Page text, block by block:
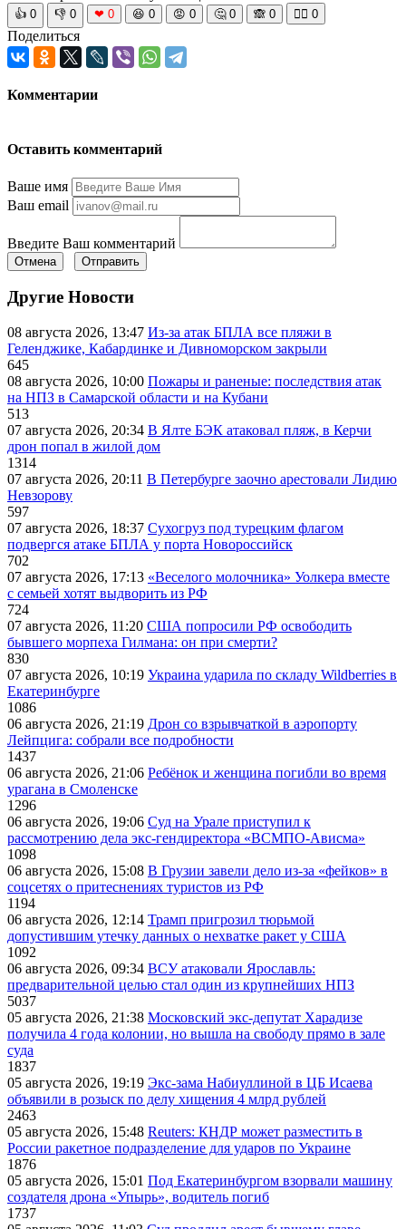
👍 0 👎 0 ❤ 0 😆 0 😡 0 🤔 0 🙈 0 🧘‍♀️ 0
Поделиться
Комментарии
Оставить комментарий
Ваше имя
Ваш email
Введите Ваш комментарий
Отмена Отправить
Другие Новости
08 августа 2026, 13:47 Из-за атак БПЛА все пляжи в
Геленджике, Кабардинке и Дивноморском закрыли
645
08 августа 2026, 10:00 Пожары и раненые: последствия атак
на НПЗ в Самарской области и на Кубани
513
07 августа 2026, 20:34 В Ялте БЭК атаковал пляж, в Керчи
дрон попал в жилой дом
1314
07 августа 2026, 20:11 В Петербурге заочно арестовали Лидию
Невзорову
597
07 августа 2026, 18:37 Сухогруз под турецким флагом
подвергся атаке БПЛА у порта Новороссийск
702
07 августа 2026, 17:13 «Веселого молочника» Уолкера вместе
с семьей хотят выдворить из РФ
724
07 августа 2026, 11:20 США попросили РФ освободить
бывшего морпеха Гилмана: он при смерти?
830
07 августа 2026, 10:19 Украина ударила по складу Wildberries в
Екатеринбурге
1086
06 августа 2026, 21:19 Дрон со взрывчаткой в аэропорту
Лейпцига: собрали все подробности
1437
06 августа 2026, 21:06 Ребёнок и женщина погибли во время
урагана в Смоленске
1296
06 августа 2026, 19:06 Суд на Урале приступил к
рассмотрению дела экс-гендиректора «ВСМПО-Ависма»
1098
06 августа 2026, 15:08 В Грузии завели дело из-за «фейков» в
соцсетях о притеснениях туристов из РФ
1194
06 августа 2026, 12:14 Трамп пригрозил тюрьмой
допустившим утечку данных о нехватке ракет у США
1092
06 августа 2026, 09:34 ВСУ атаковали Ярославль:
предварительной целью стал один из крупнейших НПЗ
5037
05 августа 2026, 21:38 Московский экс-депутат Харадизе
получила 4 года колонии, но вышла на свободу прямо в зале
суда
1837
05 августа 2026, 19:19 Экс-зама Набиуллиной в ЦБ Исаева
объявили в розыск по делу хищения 4 млрд рублей
2463
05 августа 2026, 15:48 Reuters: КНДР может разместить в
России ракетное подразделение для ударов по Украине
1876
05 августа 2026, 15:01 Под Екатеринбургом взорвали машину
создателя дрона «Упырь», водитель погиб
1737